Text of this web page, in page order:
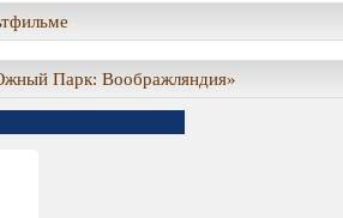
Парк: Воображляндия»